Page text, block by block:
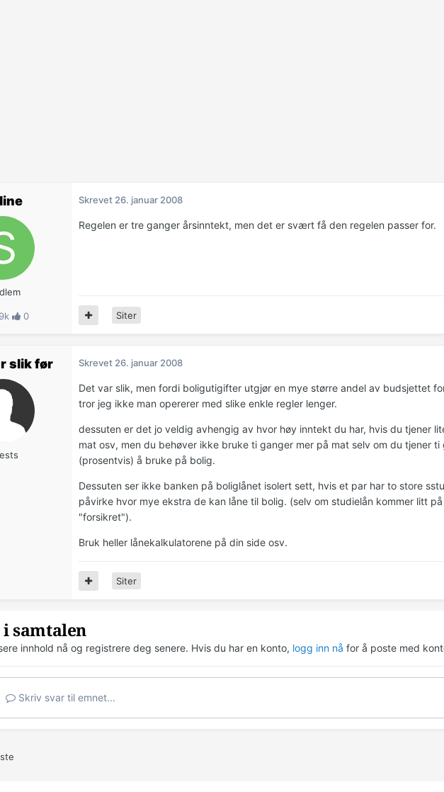
0
Skrevet 26. januar 2008
Regelen er tre ganger årsinntekt, men det er svært få den regelen passer for.
Siter
slik før Skrevet 26. januar 2008
Det var slik, men fordi boligutigifter utgjør en mye større andel av budsjettet
tror jeg ikke man opererer med slike enkle regler lenger.
dessuten er det jo veldig avhengig av hvor høy inntekt du har, hvis du tjener
mat osv, men du behøver ikke bruke ti ganger mer på mat selv om du tjener
(prosentvis) å bruke på bolig.
Dessuten ser ikke banken på boliglånet isolert sett, hvis et par har to store
påvirke hvor mye ekstra de kan låne til bolig. (selv om studielån kommer litt
"forsikret").
Bruk heller lånekalkulatorene på din side osv.
Siter
samtalen
innhold nå og registrere deg senere. Hvis du har en konto, logg inn nå for å poste med
Skriv svar til emnet...